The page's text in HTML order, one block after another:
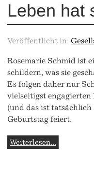
Leben hat
Veröffentlicht in:
Rosemarie Schmid ist
schildern, was sie
Es folgen daher nur
vielseitigst
(und das ist
Geburtstag feiert.
Weiterlesen...